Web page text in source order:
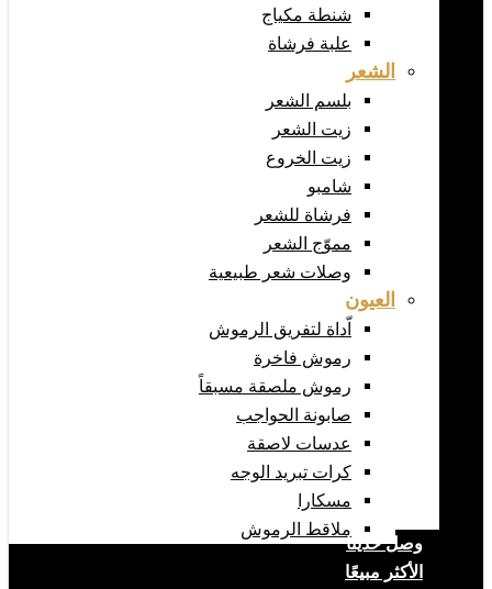
شنطة مكياج
علبة فرشاة
الشعر
بلسم الشعر
زيت الشعر
زيت الخروع
شامبو
فرشاة للشعر
مموّج الشعر
وصلات شعر طبيعية
العيون
اّداة لتفريق الرموش
رموش فاخرة
رموش ملصقة مسبقاً
صابونة الحواجب
عدسات لاصقة
كرات تبريد الوجه
مسكارا
ملاقط الرموش
وصل حديثا
الأكثر مبيعًا